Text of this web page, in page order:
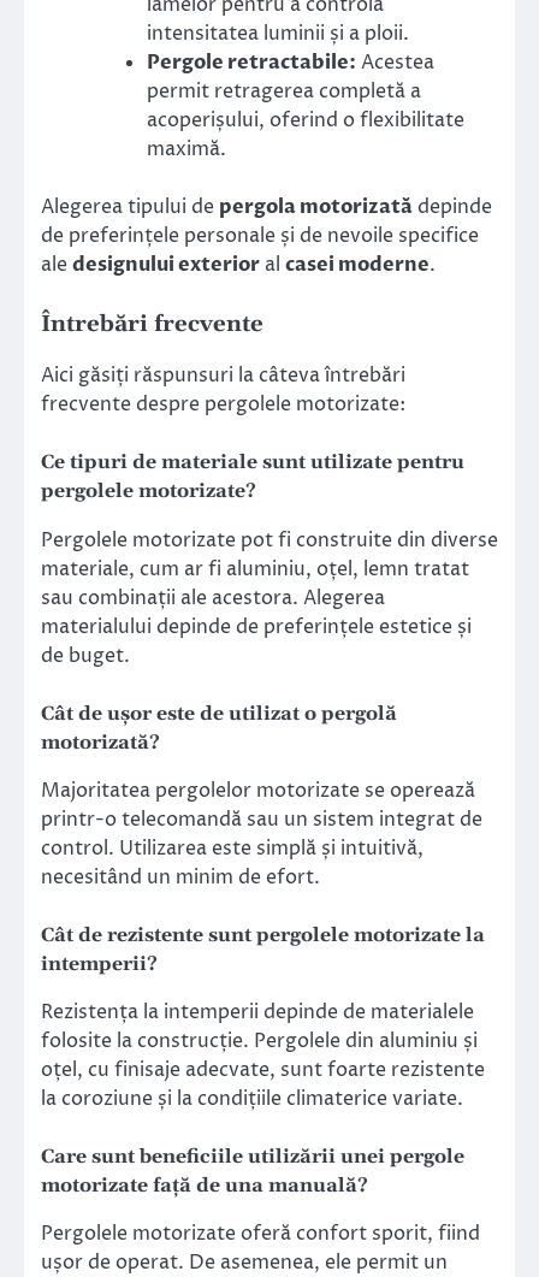
intensitatea luminii și a ploii.
Pergole retractabile: Acestea
permit retragerea completă a
acoperișului, oferind o flexibilitate
maximă.
Alegerea tipului de pergola motorizată depinde
de preferințele personale și de nevoile specifice
aledesignului exterior al casei moderne.
Întrebări frecvente
Aici găsiți răspunsuri la câteva întrebări
frecvente despre pergolele motorizate:
Ce tipuri de materiale sunt utilizate pentru
pergolele motorizate?
Pergolele motorizate pot fi construite din diverse
materiale, cum ar fi aluminiu, oțel, lemn tratat
sau combinații ale acestora. Alegerea
materialului depinde de preferințele estetice și
de buget.
Cât de ușor este de utilizat o pergolă
motorizată?
Majoritatea pergolelor motorizate se operează
printr-o telecomandă sau un sistem integrat de
control. Utilizarea este simplă și intuitivă,
necesitând un minim de efort.
Cât de rezistente sunt pergolele motorizate la
intemperii?
Rezistența la intemperii depinde de materialele
folosite la construcție. Pergolele din aluminiu și
oțel, cu finisaje adecvate, sunt foarte rezistente
la coroziune și la condițiile climaterice variate.
Care sunt beneficiile utilizării unei pergole
motorizate față de una manuală?
Pergolele motorizate oferă confort sporit, fiind
ușor de operat. De asemenea, ele permit un